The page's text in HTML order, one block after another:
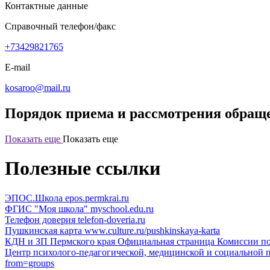
Контактные данные
Справочный телефон/факс
+73429821765
E-mail
kosaroo@mail.ru
Порядок приема и рассмотрения
Показать еще Показать еще
Полезные ссылки
ЭПОС.Школа epos.permkrai.ru
ФГИС "Моя школа" myschool.edu.ru
Телефон доверия telefon-doveria.ru
Пушкинская карта www.culture.ru/pushkinskaya-karta
КДН и ЗП Пермского края Официальная страница Комиссии
Центр психолого-педагогической, медицинской и
from=groups